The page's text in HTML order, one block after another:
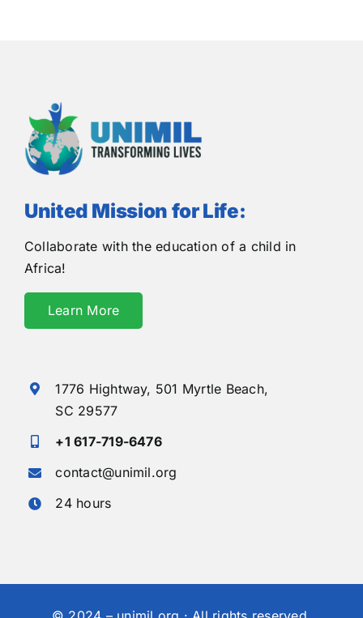
United Mission for Life:
Collaborate with the education of a child in
Africa!
Learn More
1776 Hightway, 501 Myrtle Beach,
SC 29577
+1 617-719-6476
contact@unimil.org
24 hours